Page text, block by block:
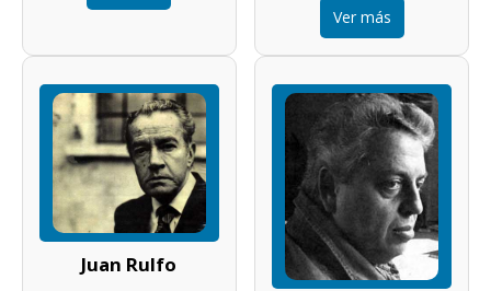
Ver más
Juan Rulfo